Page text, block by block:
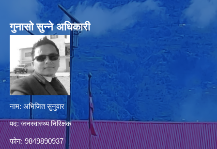
गुनासो सुन्‍ने अधिकारी
नाम: अभिजित सुनुवार
पद: जनस्वास्थ्य निरिक्षक
फोन: 9849890937